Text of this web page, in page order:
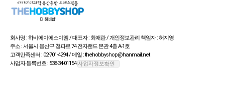
회사명 : 하비에이에스이엠 / 대표자 : 최애란 / 개인정보관리 책임자 : 허지영
주소 : 서울시 용산구 청파로 74 전자랜드 본관 4층 A-1호
고객만족센터 : 02-701-4294 / 메일 : thehobbyshop@hanmail.net
사업자 등록번호 : 538-34-01154